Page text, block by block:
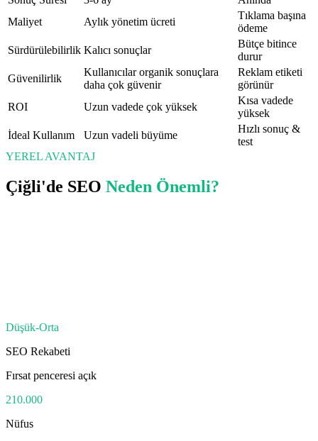
Maliyet
Aylık yönetim ücreti
Tıklama başına
ödeme
Sürdürülebilirlik Kalıcı sonuçlar
Bütçe bitince
durur
Güvenilirlik
Kullanıcılar organik sonuçlara
daha çok güvenir
Reklam etiketi
görünür
ROI
Uzun vadede çok yüksek
Kısa vadede
yüksek
İdeal Kullanım
Uzun vadeli büyüme
Hızlı sonuç &
test
YEREL AVANTAJ
Çiğli'de SEO Neden Önemli?
Düşük-Orta
SEO Rekabeti
Fırsat penceresi açık
210.000
Nüfus